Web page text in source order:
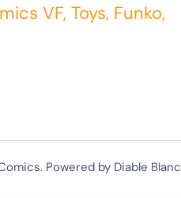
VF, Toys, Funko,
Powered by Diable Blanc